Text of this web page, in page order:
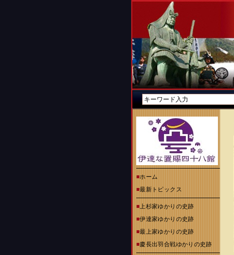
■ホーム
■最新トピックス
■上杉家ゆかりの史跡
■伊達家ゆかりの史跡
■最上家ゆかりの史跡
■慶長出羽合戦ゆかりの史跡